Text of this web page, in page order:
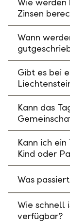
Zinsen
Wann
Gibt es bei
Kann das
Kann ich
Kind oder
Was
Wie schnell
verfügbar?